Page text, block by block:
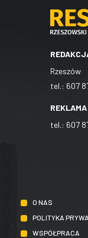
Rzeszów
tel.: 607
tel.: 607
O NAS
POLITYKA
WSPÓŁPRACA